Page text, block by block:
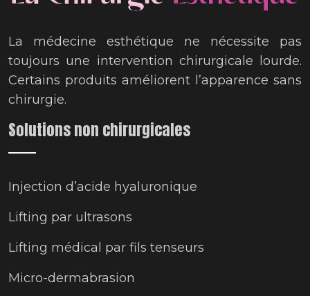
La médecine esthétique ne nécessite pas
toujours une intervention chirurgicale lourde.
Certains produits améliorent l’apparence sans
chirurgie.
Solutions non chirurgicales
Injection d’acide hyaluronique
Lifting par ultrasons
Lifting médical par fils tenseurs
Micro-dermabrasion